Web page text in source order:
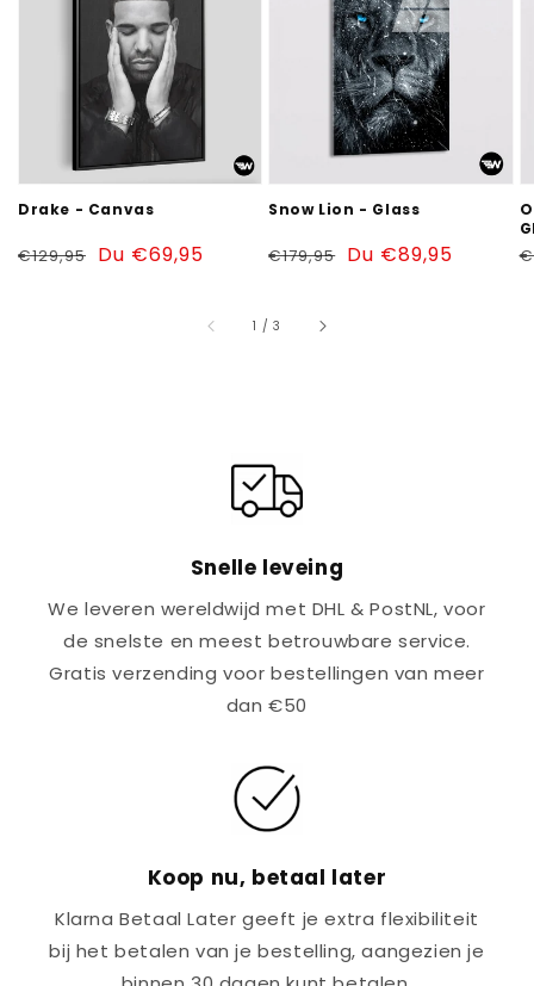
Drake - Canvas
Prix
€129,95 Prix
Du €69,95
Snow Lion - Glass
Prix
€179,95 Prix
Du €89,95
1 /sur
3
Snelle leveing
We leveren wereldwijd met DHL & PostNL, voor
de snelste en meest betrouwbare service.
Gratis verzending voor bestellingen van meer
dan €50
Koop nu, betaal later
Klarna Betaal Later geeft je extra flexibiliteit
bij het betalen van je bestelling, aangezien je